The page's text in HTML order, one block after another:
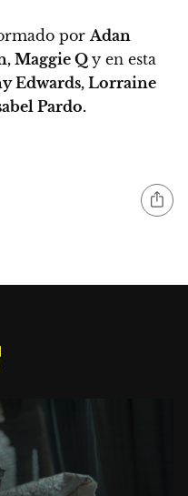
por Adan
Maggie Q y en esta
Edwards, Lorraine
Pardo.